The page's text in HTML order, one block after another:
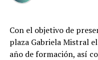
Con el objetivo de
plaza Gabriela Mistral
año de formación, así